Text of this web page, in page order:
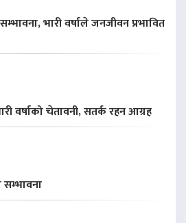
भारी वर्षाले जनजीवन प्रभावित
वर्षाको चेतावनी, सतर्क रहन आग्रह
सम्भावना